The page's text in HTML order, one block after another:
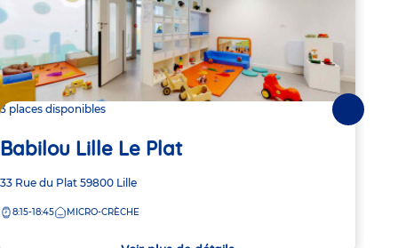
3 places disponibles
Babilou Lille Le Plat
Adresse
la
33 Rue du Plat 59800 Lille
8:15-18:45 MICRO-CRÈCHE